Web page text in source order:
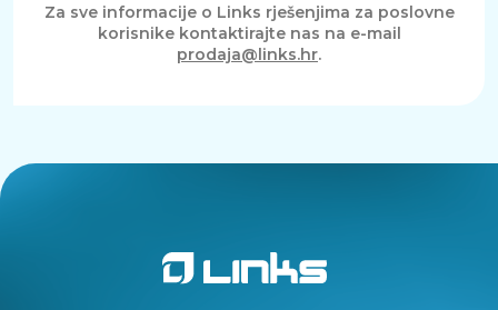
Za sve informacije o Links rješenjima za poslovne
korisnike kontaktirajte nas na e-mail
prodaja@links.hr.